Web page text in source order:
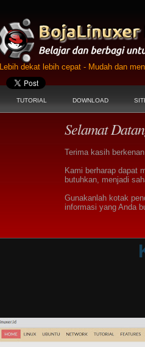
Lebih dekat lebih cepat - Mudah dan
TUTORIAL DOWNLOAD
Selamat
Terima kasih
Kami berharap dapat
butuhkan, menjadi
Gunakanlah kotak
informasi yang Anda